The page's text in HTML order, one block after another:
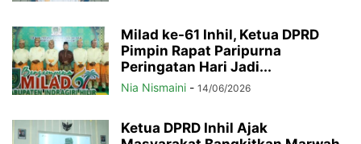
Milad ke-61 Inhil, Ketua DPRD
Pimpin Rapat Paripurna
Peringatan Hari Jadi...
Nia Nismaini - 14/06/2026
Ketua DPRD Inhil Ajak